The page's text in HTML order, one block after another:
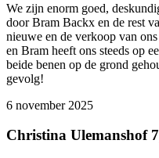
We zijn enorm goed,
door Bram Backx en de rest
nieuwe en de verkoop van
en Bram heeft ons steeds op
beide benen op de grond
gevolg!
6 november 2025
Christina Ulemanshof